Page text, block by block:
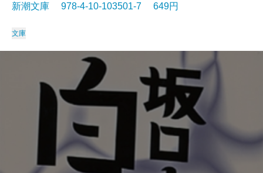
新潮文庫 978-4-10-103501-7 649円
文庫